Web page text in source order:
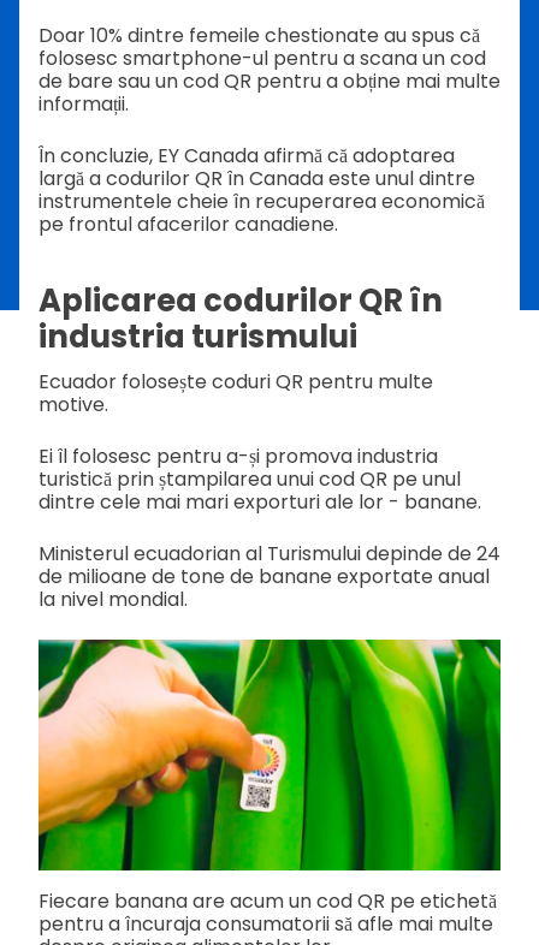
Doar 10% dintre femeile chestionate au spus că
folosesc smartphone-ul pentru a scana un cod
de bare sau un cod QR pentru a obține mai multe
informații.
În concluzie, EY Canada afirmă că adoptarea
largă a codurilor QR în Canada este unul dintre
instrumentele cheie în recuperarea economică
pe frontul afacerilor canadiene.
Aplicarea codurilor QR în
industria turismului
Ecuador folosește coduri QR pentru multe
motive.
Ei îl folosesc pentru a-și promova industria
turistică prin ștampilarea unui cod QR pe unul
dintre cele mai mari exporturi ale lor - banane.
Ministerul ecuadorian al Turismului depinde de 24
de milioane de tone de banane exportate anual
la nivel mondial.
Fiecare banana are acum un cod QR pe etichetă
pentru a încuraja consumatorii să afle mai multe